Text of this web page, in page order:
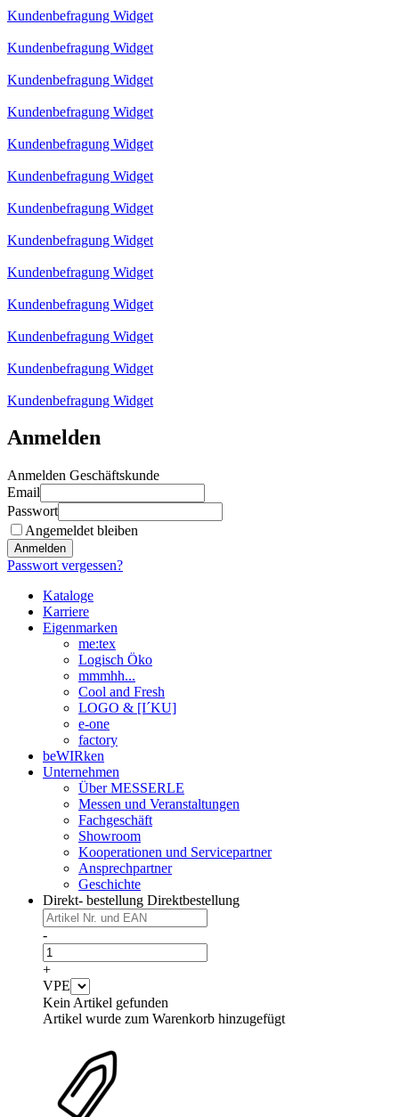
Kundenbefragung Widget
Kundenbefragung Widget
Kundenbefragung Widget
Kundenbefragung Widget
Kundenbefragung Widget
Kundenbefragung Widget
Kundenbefragung Widget
Kundenbefragung Widget
Kundenbefragung Widget
Kundenbefragung Widget
Kundenbefragung Widget
Kundenbefragung Widget
Kundenbefragung Widget
Anmelden
Anmelden Geschäftskunde
Email
Passwort
Angemeldet bleiben
Anmelden
Passwort vergessen?
Kataloge
Karriere
Eigenmarken
me:tex
Logisch Öko
mmmhh...
Cool and Fresh
LOGO & [I´KU]
e-one
factory
beWIRken
Unternehmen
Über MESSERLE
Messen und Veranstaltungen
Fachgeschäft
Showroom
Kooperationen und Servicepartner
Ansprechpartner
Geschichte
Direkt- bestellung Direktbestellung
-
+
VPE
Kein Artikel gefunden
Artikel wurde zum Warenkorb hinzugefügt